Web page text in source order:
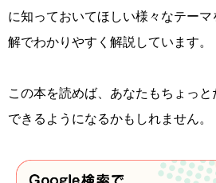
に知っておいてほしい様々なテー
解でわかりやすく解説しています。
この本を読めば、あなたもちょっ
できるようになるかもしれません。